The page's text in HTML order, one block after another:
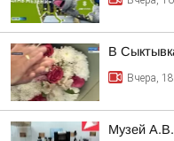
В
Вчера,
Музей А.В.